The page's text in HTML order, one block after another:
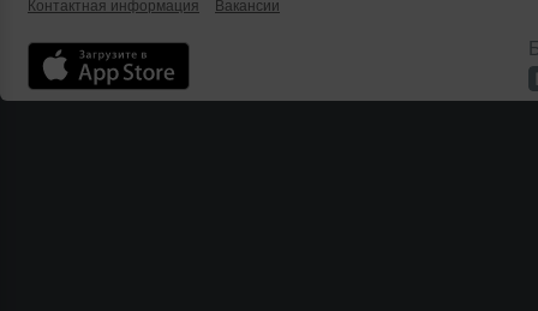
Контактная информация
Вакансии